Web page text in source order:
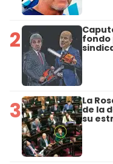
2 fondo
3 La
de la
su